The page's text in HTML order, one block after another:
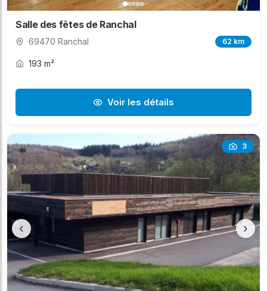
Salle des fêtes de Ranchal
69470 Ranchal 62 km
193 m²
Voir les détails
3
‹ ›